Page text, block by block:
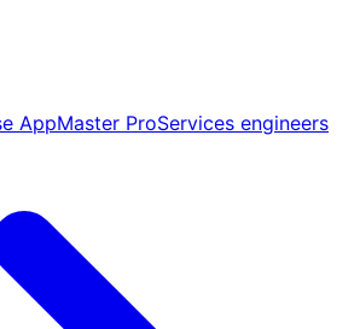
AppMaster ProServices engineers